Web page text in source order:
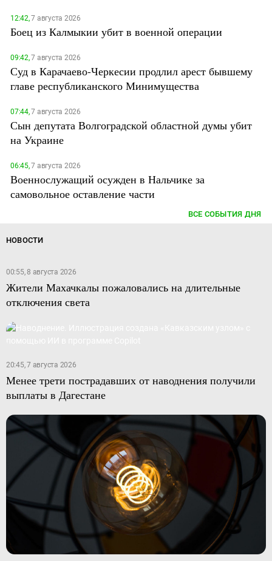
12:42,7 августа 2026
Боец из Калмыкии убит в военной операции
09:42,7 августа 2026
Суд в Карачаево-Черкесии продлил арест бывшему
главе республиканского Минимущества
07:44,7 августа 2026
Сын депутата Волгоградской областной думы убит
на Украине
06:45,7 августа 2026
Военнослужащий осужден в Нальчике за
самовольное оставление части
ВСЕ СОБЫТИЯ ДНЯ
НОВОСТИ
00:55, 8 августа 2026
Жители Махачкалы пожаловались на длительные
отключения света
20:45, 7 августа 2026
Менее трети пострадавших от наводнения получили
выплаты в Дагестане